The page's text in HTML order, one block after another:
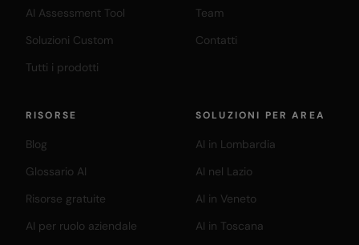
AI Assessment Tool
Soluzioni Custom
Tutti i prodotti
Team
Contatti
RISORSE
Blog
Glossario AI
Risorse gratuite
AI per ruolo aziendale
SOLUZIONI PER AREA
AI in Lombardia
AI nel Lazio
AI in Veneto
AI in Toscana